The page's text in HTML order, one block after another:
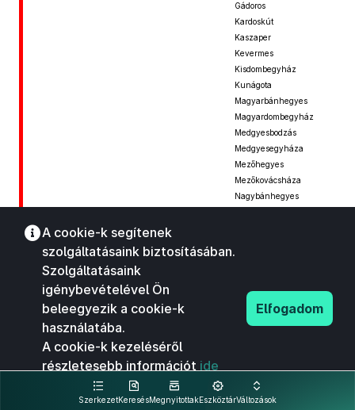
Gádoros
Kardoskút
Kaszaper
Kevermes
Kisdombegyház
Kunágota
Magyarbánhegyes
Magyardombegyház
Medgyesbodzás
Medgyesegyháza
Mezőhegyes
Mezőkovácsháza
Nagybánhegyes
Pusztaföldvár
Tótkomlós
Végegyháza
Békésszentandrás
Csárdaszállás
Dévaványa
Ecsegfalva
SzerkezetKeresésMegnyitottakEszköztárVáltozások
A cookie-k segítenek
szolgáltatásaink biztosításában.
Szolgáltatásaink
igénybevételével Ön
beleegyezik a cookie-k
használatába.
A cookie-k kezeléséről
részletesebb információt ide
kattintva olvashat.
Elfogadom